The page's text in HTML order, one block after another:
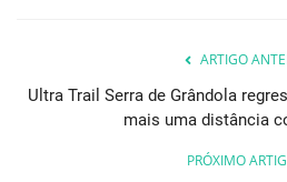
ARTIGO
Ultra Trail Serra de Grândola
mais uma distância
PRÓXIMO